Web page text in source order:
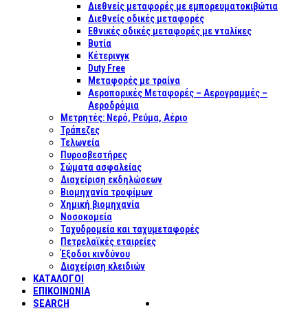
Διεθνείς μεταφορές με εμπορευματοκιβώτια
Διεθνείς οδικές μεταφορές
Εθνικές οδικές μεταφορές με νταλίκες
Βυτία
Κέτερινγκ
Duty Free
Μεταφορές με τραίνα
Αεροπορικές Μεταφορές – Αερογραμμές –
Αεροδρόμια
Μετρητές: Νερό, Ρεύμα, Αέριο
Τράπεζες
Τελωνεία
Πυροσβεστήρες
Σώματα ασφαλείας
Διαχείριση εκδηλώσεων
Βιομηχανία τροφίμων
Χημική βιομηχανία
Νοσοκομεία
Ταχυδρομεία και ταχυμεταφορές
Πετρελαϊκές εταιρείες
Έξοδοι κινδύνου
Διαχείριση κλειδιών
ΚΑΤΑΛΟΓΟΙ
ΕΠΙΚΟΙΝΩΝΊΑ
SEARCH